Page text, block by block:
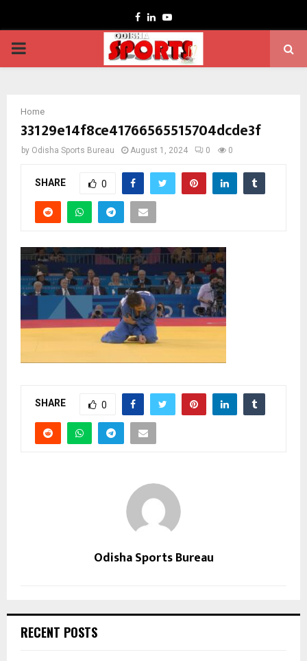
Facebook
LinkedinYoutube
PRIMARY
Home
33129e14f8ce41766565515704dcde3f
by Odisha Sports Bureau August 1, 2024 0 0
SHARE 0
SHARE 0
Odisha Sports Bureau
RECENT POSTS